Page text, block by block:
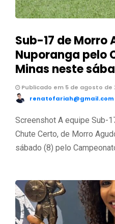
Sub-17 de Morro
Nuporanga pelo
Minas neste
Publicado em 5 de agosto de
renatofariah@gmail.com
Screenshot A equipe Sub-
Chute Certo, de Morro
sábado (8) pelo